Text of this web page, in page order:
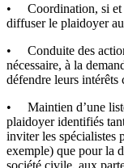
• Coordination, si et
diffuser le plaidoyer
• Conduite des
nécessaire, à la
défendre leurs intérêts
• Maintien d’une
plaidoyer identifiés
inviter les spécialistes
exemple) que pour la
société civile, aux